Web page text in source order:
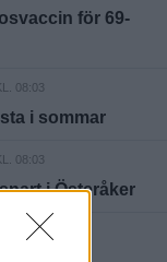
för 69-
08:03
i sommar
08:03
i Österåker